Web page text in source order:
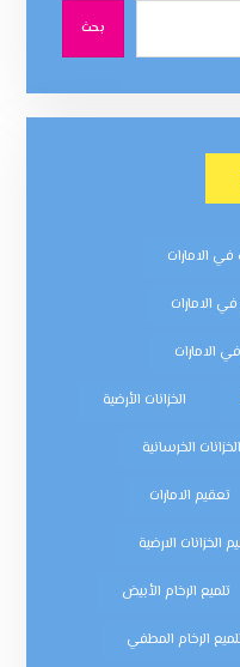
بحث
الامارات
الامارات
الامارات
الخزانات الأرضية
الخزانات الخرسانية
تعقيم الامارات
الخزانات الارضية
تلميع الرخام الأبيض
الرخام المطفي